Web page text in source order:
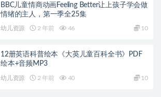
BBC儿童情商动画Feeling Better让上孩子学会做
情绪的主人，第一季全25集
幼儿资源 2 年前 46 10
12册英语科普绘本《大英儿童百科全书》PDF
绘本+音频MP3
幼儿资源 2 年前 40 10